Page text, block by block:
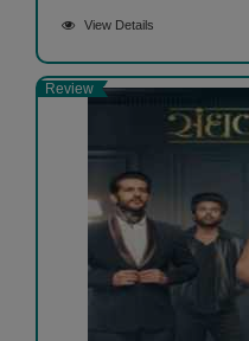
View Details
Review